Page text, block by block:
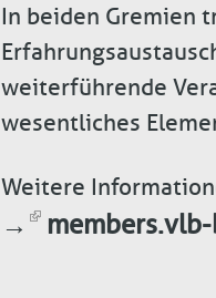
In beiden Gremien
weiterführende
wesentliches
Weitere
→